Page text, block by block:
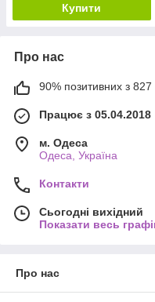
Купити
Про нас
90% позитивних з 827
Працює з 05.04.2018
м. Одеса
Одеса, Україна
Контакти
Сьогодні вихідний
Показати весь
Про нас